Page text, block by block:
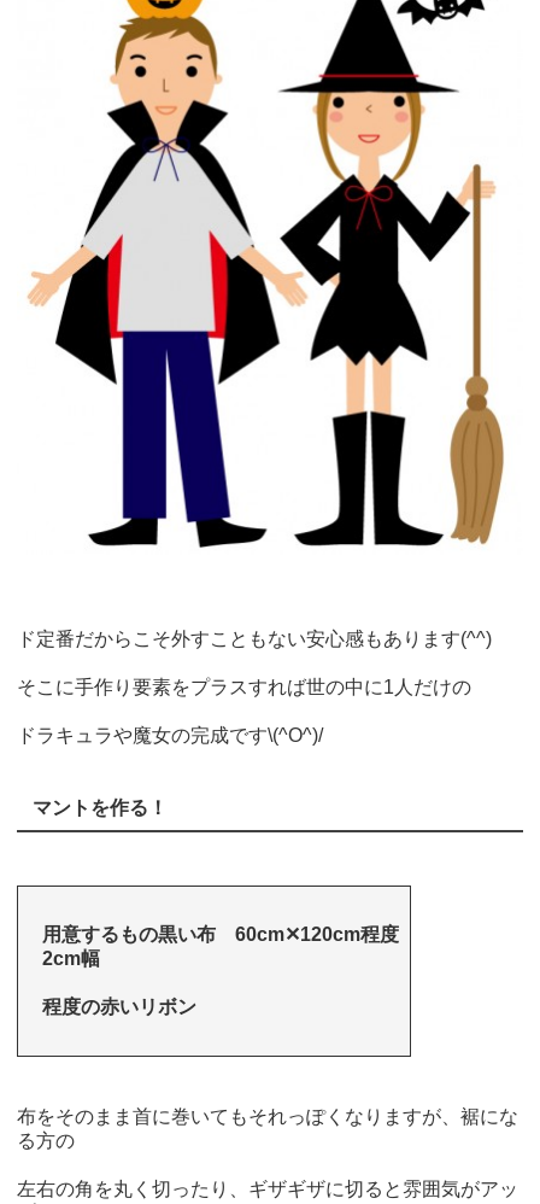
ド定番だからこそ外すこともない安心感もあります(^^)
そこに手作り要素をプラスすれば世の中に1人だけの
ドラキュラや魔女の完成です\(^O^)/
マントを作る！
用意するもの黒い布 60cm✕120cm程度
2cm幅
程度の赤いリボン
布をそのまま首に巻いてもそれっぽくなりますが、裾にな
る方の
左右の角を丸く切ったり、ギザギザに切ると雰囲気がアッ